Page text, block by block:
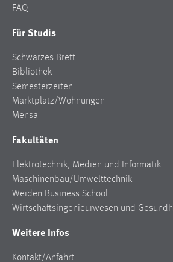
FAQ
Für Studis
Schwarzes Brett
Bibliothek
Semesterzeiten
Marktplatz/Wohnungen
Mensa
Fakultäten
Elektrotechnik, Medien und Informatik
Maschinenbau/Umwelttechnik
Weiden Business School
Wirtschaftsingenieurwesen und
Weitere Infos
Kontakt/Anfahrt